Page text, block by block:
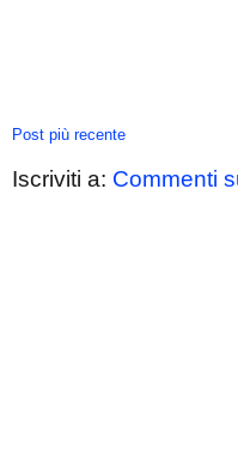
Post più recente
Iscriviti a: Commenti